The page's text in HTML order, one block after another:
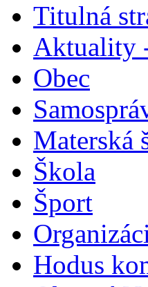
Titulná
Aktuality
Obec
Materská
Škola
Šport
Hodus